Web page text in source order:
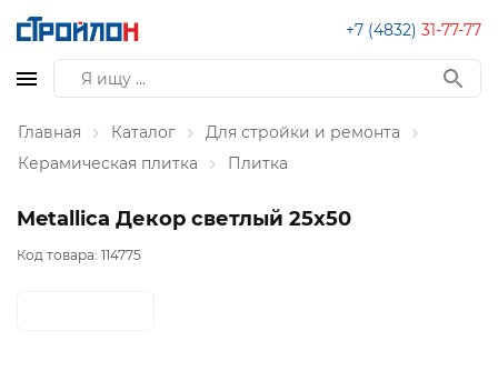
+7 (4832) 31-77-77
Главная Каталог
Для стройки и ремонта
Керамическая плитка
Плитка
Metallica Декор светлый 25х50
Код товара: 114775